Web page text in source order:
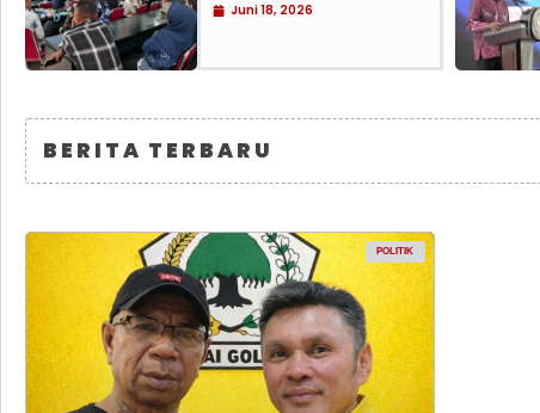
Juni 18, 2026
BERITA TERBARU
POLITIK